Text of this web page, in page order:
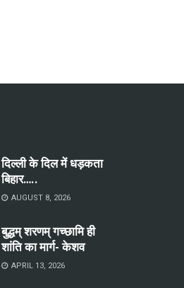
दिल्ली के दिल में धड़कता
बिहार…..
AUGUST 8, 2026
बुद्धम् शरणम् गच्छामि ही
शांति का मार्ग- केशव
APRIL 13, 2026